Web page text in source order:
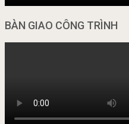
BÀN GIAO CÔNG TRÌNH